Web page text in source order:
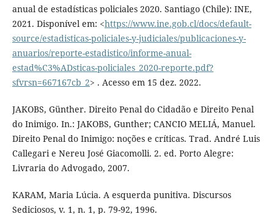
anual de estadísticas policiales 2020. Santiago (Chile): INE,
2021. Disponível em: <https://www.ine.gob.cl/docs/default-
source/estadisticas-policiales-y-judiciales/publicaciones-y-
anuarios/reporte-estadistico/informe-anual-
estad%C3%ADsticas-policiales_2020-reporte.pdf?
sfvrsn=667167cb_2> . Acesso em 15 dez. 2022.
JAKOBS, Günther. Direito Penal do Cidadão e Direito Penal
do Inimigo. In.: JAKOBS, Gunther; CANCIO MELIÁ, Manuel.
Direito Penal do Inimigo: noções e críticas. Trad. André Luis
Callegari e Nereu José Giacomolli. 2. ed. Porto Alegre:
Livraria do Advogado, 2007.
KARAM, Maria Lúcia. A esquerda punitiva. Discursos
Sediciosos, v. 1, n. 1, p. 79-92, 1996.